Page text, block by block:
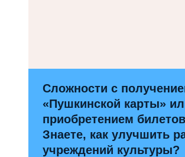
Сложности с
«Пушкинской карты»
приобретением
Знаете, как улучшить
учреждений культуры?